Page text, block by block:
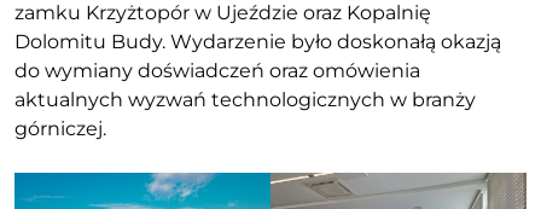
zamku Krzyżtopór w Ujeździe oraz Kopalnię
Dolomitu Budy. Wydarzenie było doskonałą okazją
do wymiany doświadczeń oraz omówienia
aktualnych wyzwań technologicznych w branży
górniczej.